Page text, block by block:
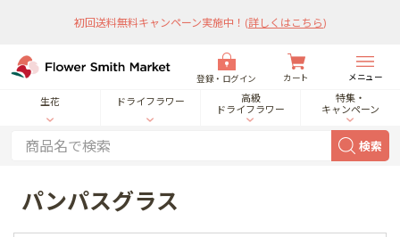
初回送料無料キャンペーン実施中！ (詳しくはこちら)
登録・ログイン カート メニュー
生花 ドライフラワー
高級
ドライフラワー
特集・
キャンペーン
検索
パンパスグラス